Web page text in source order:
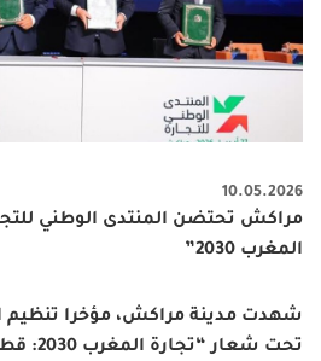
10.05.2026
مراكش تحتضن المنتدى الوطني
المغرب 2030”
شهدت مدينة مراكش، مؤخرا تنظيم
تحت